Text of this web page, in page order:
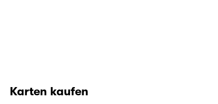
Karten kaufen